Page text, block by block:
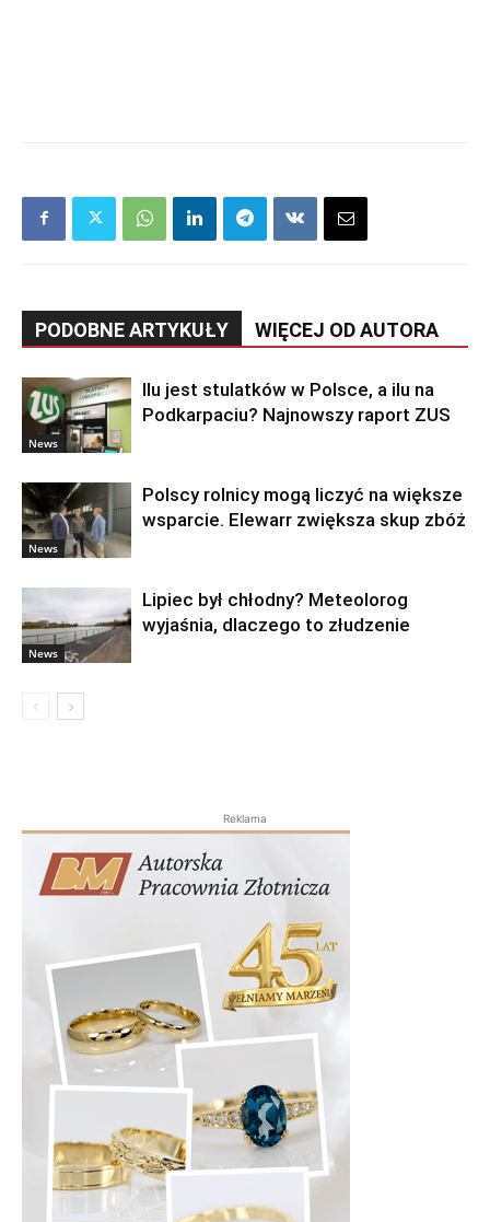
PODOBNE ARTYKUŁY WIĘCEJ OD AUTORA
News
Ilu jest stulatków w Polsce, a ilu na
Podkarpaciu? Najnowszy raport ZUS
News
Polscy rolnicy mogą liczyć na większe
wsparcie. Elewarr zwiększa skup zbóż
News
Lipiec był chłodny? Meteolorog
wyjaśnia, dlaczego to złudzenie
Reklama